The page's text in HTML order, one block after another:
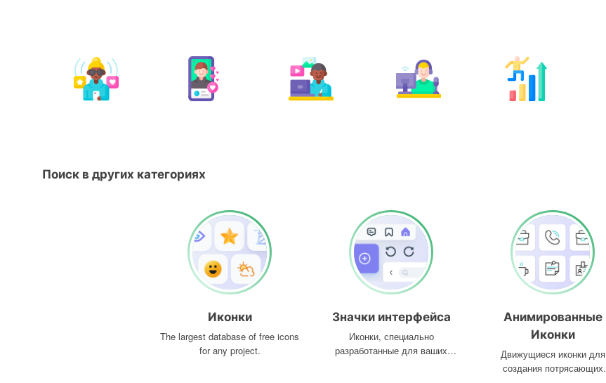
Поиск в других категориях
Иконки
The largest database of free icons
for any project.
Значки интерфейса
Иконки, специально
разработанные для ваших
Анимированные
Иконки
Движущиеся иконки для
создания потрясающих